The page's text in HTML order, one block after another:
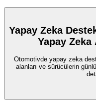
Yapay Zeka
Yapay Zeka
Otomotivde yapay zeka
alanları ve sürücülerin